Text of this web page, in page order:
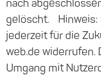
nach
gelöscht. Hinweis:
jederzeit für die
web.de widerrufen.
Umgang mit